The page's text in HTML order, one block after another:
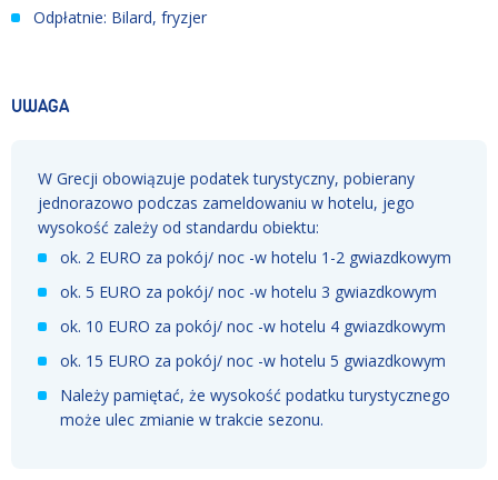
Odpłatnie: Bilard, fryzjer
UWAGA
W Grecji obowiązuje podatek turystyczny, pobierany
jednorazowo podczas zameldowaniu w hotelu, jego
wysokość zależy od standardu obiektu:
ok. 2 EURO za pokój/ noc -w hotelu 1-2 gwiazdkowym
ok. 5 EURO za pokój/ noc -w hotelu 3 gwiazdkowym
ok. 10 EURO za pokój/ noc -w hotelu 4 gwiazdkowym
ok. 15 EURO za pokój/ noc -w hotelu 5 gwiazdkowym
Należy pamiętać, że wysokość podatku turystycznego
może ulec zmianie w trakcie sezonu.